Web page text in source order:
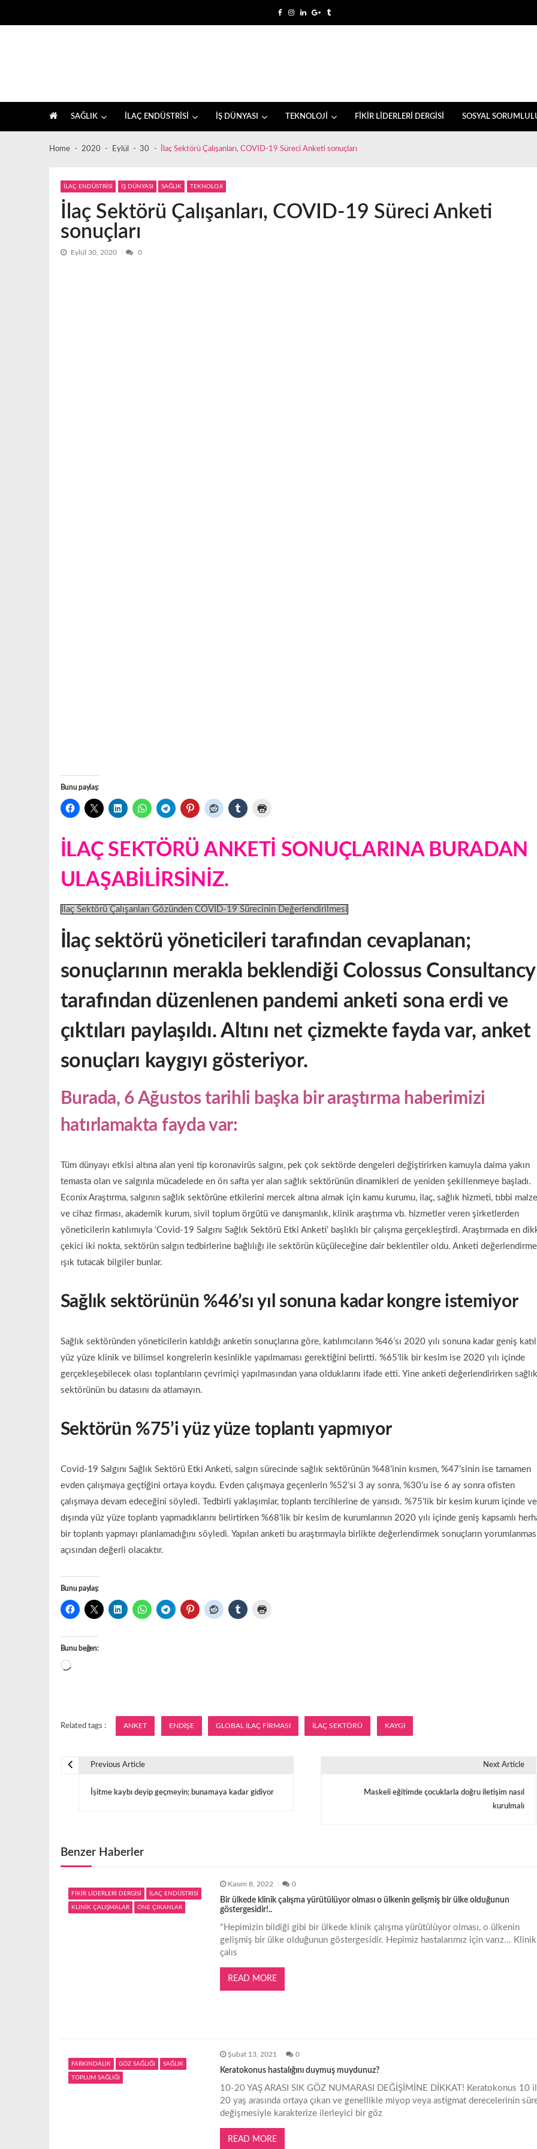
navigation
content
SAĞLIK İLAÇ ENDÜSTRİSİ İŞ DÜNYASI TEKNOLOJİ FİKİR LİDERLERİ DERGİSİ SOSYAL
Home 2020 Eylül 30 İlaç Sektörü Çalışanları, COVID-19 Süreci Anketi sonuçları
İLAÇ ENDÜSTRİSİ İŞ DÜNYASI SAĞLIK TEKNOLOJİ
İlaç Sektörü Çalışanları, COVID-19 Süreci Anketi
sonuçları
Eylül 30, 2020 0
Bunu paylaş:
İLAÇ SEKTÖRÜ ANKETİ SONUÇLARINA BURADAN
ULAŞABİLİRSİNİZ.
İlaç Sektörü Çalışanları Gözünden COVID-19 Sürecinin Değerlendirilmesi
İlaç sektörü yöneticileri tarafından cevaplanan;
sonuçlarının merakla beklendiği Colossus Consultancy
tarafından düzenlenen pandemi anketi sona erdi ve
çıktıları paylaşıldı. Altını net çizmekte fayda var, anket
sonuçları kaygıyı gösteriyor.
Burada, 6 Ağustos tarihli başka bir araştırma haberimizi
hatırlamakta fayda var:
Tüm dünyayı etkisi altına alan yeni tip koronavirüs salgını, pek çok sektörde dengeleri değiştirirken kamuyla daima yakın
temasta olan ve salgınla mücadelede en ön safta yer alan sağlık sektörünün dinamikleri de yeniden şekillenmeye başladı.
Econix Araştırma, salgının sağlık sektörüne etkilerini mercek altına almak için kamu kurumu, ilaç, sağlık hizmeti, tıbbi
ve cihaz firması, akademik kurum, sivil toplum örgütü ve danışmanlık, klinik araştırma vb. hizmetler veren şirketlerden
yöneticilerin katılımıyla ‘Covid-19 Salgını Sağlık Sektörü Etki Anketi’ başlıklı bir çalışma gerçekleştirdi. Araştırmada en
çekici iki nokta, sektörün salgın tedbirlerine bağlılığı ile sektörün küçüleceğine dair beklentiler oldu. Anketi
ışık tutacak bilgiler bunlar.
Sağlık sektörünün %46’sı yıl sonuna kadar kongre istemiyor
Sağlık sektöründen yöneticilerin katıldığı anketin sonuçlarına göre, katılımcıların %46’sı 2020 yılı sonuna kadar geniş
yüz yüze klinik ve bilimsel kongrelerin kesinlikle yapılmaması gerektiğini belirtti. %65’lik bir kesim ise 2020 yılı içinde
gerçekleşebilecek olası toplantıların çevrimiçi yapılmasından yana olduklarını ifade etti. Yine anketi değerlendirirken sağlık
sektörünün bu datasını da atlamayın.
Sektörün %75’i yüz yüze toplantı yapmıyor
Covid-19 Salgını Sağlık Sektörü Etki Anketi, salgın sürecinde sağlık sektörünün %48’inin kısmen, %47’sinin ise tamamen
evden çalışmaya geçtiğini ortaya koydu. Evden çalışmaya geçenlerin %52’si 3 ay sonra, %30’u ise 6 ay sonra ofisten
çalışmaya devam edeceğini söyledi. Tedbirli yaklaşımlar, toplantı tercihlerine de yansıdı. %75’lik bir kesim kurum içinde
dışında yüz yüze toplantı yapmadıklarını belirtirken %68’lik bir kesim de kurumlarının 2020 yılı içinde geniş kapsamlı
bir toplantı yapmayı planlamadığını söyledi. Yapılan anketi bu araştırmayla birlikte değerlendirmek sonuçların
açısından değerli olacaktır.
Bunu paylaş:
Bunu beğen:
Yükleniyor...
Related tags : ANKET ENDİŞE GLOBAL İLAÇ FİRMASI İLAÇ SEKTÖRÜ KAYGI
ı
g
e
Previous Article
İşitme kaybı deyip geçmeyin; bunamaya kadar gidiyor
Next Article
Maskeli eğitimde çocuklarla doğru iletişim nasıl
kurulmalı
Benzer Haberler
FİKİR LİDERLERİ DERGİSİ İLAÇ ENDÜSTRİSİ
KLİNİK ÇALIŞMALAR ÖNE ÇIKANLAR
Kasım 8, 2022 0
Bir ülkede klinik çalışma yürütülüyor olması o ülkenin gelişmiş bir ülke olduğunun
göstergesidir!..
"Hepimizin bildiği gibi bir ülkede klinik çalışma yürütülüyor olması, o ülkenin
gelişmiş bir ülke olduğunun göstergesidir. Hepimiz hastalarımız için varız... Klinik
çalıs
READ MORE
FARKINDALIK GÖZ SAĞLIĞI SAĞLIK
TOPLUM SAĞLIĞI
Şubat 13, 2021 0
Keratokonus hastalığını duymuş muydunuz?
10-20 YAŞ ARASI SIK GÖZ NUMARASI DEĞİŞİMİNE DİKKAT! Keratokonus 10
20 yaş arasında ortaya çıkan ve genellikle miyop veya astigmat derecelerinin
değişmesiyle karakterize ilerleyici bir göz
READ MORE